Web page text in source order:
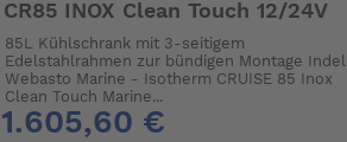
CR85 INOX Clean Touch 12/24V
85L Kühlschrank mit 3-seitigem
Edelstahlrahmen zur bündigen Montage Indel
Webasto Marine - Isotherm CRUISE 85 Inox
Clean Touch Marine...
1.605,60 €